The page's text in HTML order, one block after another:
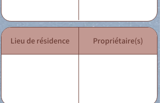
Lieu de résidence Propriétaire(s)